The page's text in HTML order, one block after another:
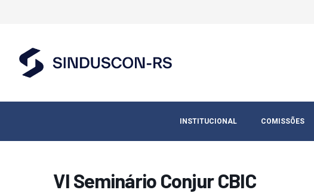
INSTITUCIONAL COMISSÕES
VI Seminário Conjur CBIC